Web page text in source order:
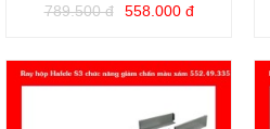
789.500 đ 558.000 đ